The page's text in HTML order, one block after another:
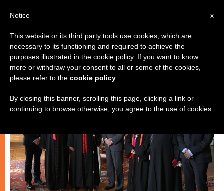
كنيسة محليّة
x
Notice
This website or its third party tools use cookies, which are
necessary to its functioning and required to achieve the
purposes illustrated in the cookie policy. If you want to know
more or withdraw your consent to all or some of the cookies,
please refer to the cookie policy
By closing this banner, scrolling this page, clicking a link or
continuing to browse otherwise, you agree to the use of cookies.